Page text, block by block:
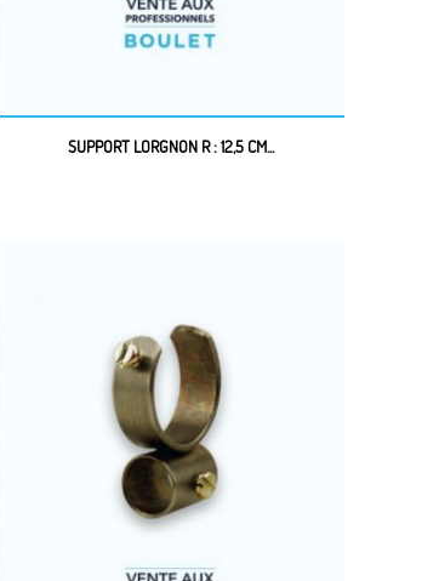
SUPPORT LORGNON R : 12,5 CM...